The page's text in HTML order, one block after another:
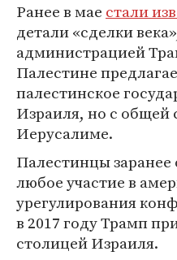
Ранее в мае стали
детали «сделки
администрацией
Палестине
палестинское
Израиля, но с общей
Иерусалиме.
Палестинцы заранее
любое участие в
урегулирования
в 2017 году Трамп
столицей Израиля.